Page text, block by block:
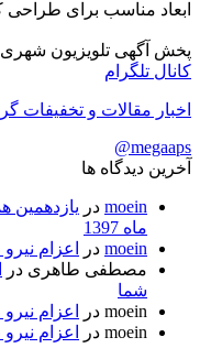
ابعاد مناسب برای
پخش آگهی تلویزیون شهری
کانال تلگرام
اخبار مقالات و تخفیفات
megaaps@
آخرین دیدگاه ها
moein در
ماه 1397
moein در
اعزام
مصطفی طاهری در
شما
moein در
اعزام
moein در اعزام